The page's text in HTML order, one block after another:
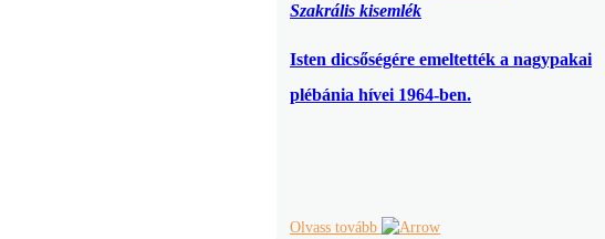
Szakrális kisemlék
Isten dicsőségére emeltették a nagypakai
plébánia hívei 1964-ben.
Olvass tovább